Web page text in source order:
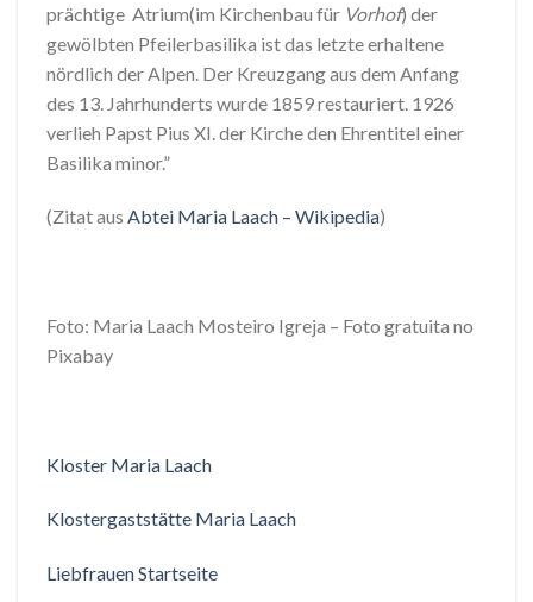
prächtige Atrium(im Kirchenbau für Vorhof) der
gewölbten Pfeilerbasilika ist das letzte erhaltene
nördlich der Alpen. Der Kreuzgang aus dem Anfang
des 13. Jahrhunderts wurde 1859 restauriert. 1926
verlieh Papst Pius XI. der Kirche den Ehrentitel einer
Basilika minor.”
(Zitat aus Abtei Maria Laach – Wikipedia)
Foto: Maria Laach Mosteiro Igreja – Foto gratuita no
Pixabay
Kloster Maria Laach
Klostergaststätte Maria Laach
Liebfrauen Startseite